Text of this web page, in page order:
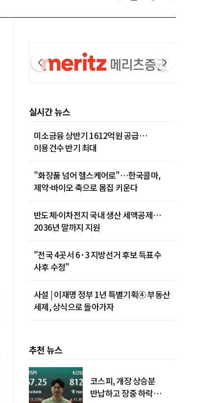
실시간 뉴스
미소금융 상반기 1612억원 공급…
이용건수 반기 최대
"화장품 넘어 헬스케어로"…한국콜마,
제약·바이오 축으로 몸집 키운다
반도체·이차전지 국내 생산 세액공제…
2036년 말까지 지원
"전국 4곳서 6·3 지방선거 후보 득표수
사후 수정"
사설 | 이재명 정부 1년 특별기획④ 부동산
세제, 상식으로 돌아가자
추천 뉴스
코스피, 개장 상승분
반납하고 장중 하락